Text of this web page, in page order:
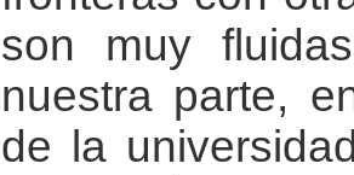
son muy
nuestra parte,
de la